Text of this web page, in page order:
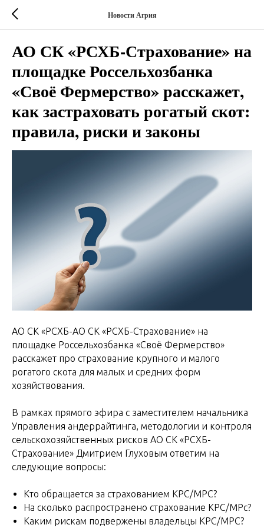
Новости Агрия
АО СК «РСХБ-Страхование» на
площадке Россельхозбанка
«Своё Фермерство» расскажет,
как застраховать рогатый скот:
правила, риски и законы
АО СК «РСХБ-АО СК «РСХБ-Страхование» на
площадке Россельхозбанка «Своё Фермерство»
расскажет про страхование крупного и малого
рогатого скота для малых и средних форм
хозяйствования.
В рамках прямого эфира с заместителем начальника
Управления андеррайтинга, методологии и контроля
сельскохозяйственных рисков АО СК «РСХБ-
Страхование» Дмитрием Глуховым ответим на
следующие вопросы:
Кто обращается за страхованием КРС/МРС?
На сколько распространено страхование КРС/МРс?
Каким рискам подвержены владельцы КРС/МРС?